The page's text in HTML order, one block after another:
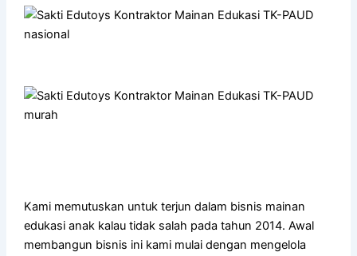
Kami memutuskan untuk terjun dalam bisnis mainan
edukasi anak kalau tidak salah pada tahun 2014. Awal
membangun bisnis ini kami mulai dengan mengelola